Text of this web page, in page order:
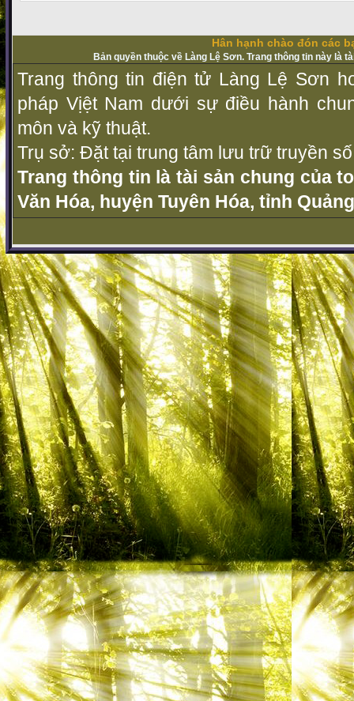
Hân hạnh chào đón các
Bản quyền thuộc về Làng Lệ Sơn. Trang thông tin này là
Trang thông tin điện tử Làng Lệ Sơn
pháp Vịệt Nam dưới sự điều hành
môn và kỹ thuật.
Trụ sở: Đặt tại trung tâm lưu trữ truyền
Trang thông tin là tài sản chung của
Văn Hóa, huyện Tuyên Hóa, tỉnh